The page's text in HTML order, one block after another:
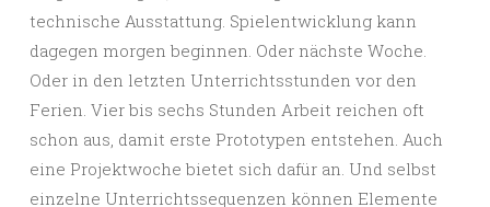
technische Ausstattung. Spielentwicklung kann
dagegen morgen beginnen. Oder nächste Woche.
Oder in den letzten Unterrichtsstunden vor den
Ferien. Vier bis sechs Stunden Arbeit reichen oft
schon aus, damit erste Prototypen entstehen. Auch
eine Projektwoche bietet sich dafür an. Und selbst
einzelne Unterrichtssequenzen können Elemente